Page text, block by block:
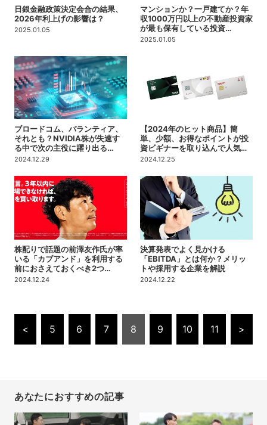
日銀金融政策決定会合の結果、
2026年利上げの影響は？
2025.01.05
マンションか？一戸建てか？年
収1000万円以上の不動産投資家
が最も保有している投資…
2025.01.05
ブロードコム、パランティア、
それとも？NVIDIA株が失速す
る中で次の主役に躍り出る…
2024.12.29
【2024年のヒット商品】簡
単、少額、お得なポイントが投
資ビギナーを取り込んで人気…
2024.12.25
株配りで話題の前澤友作氏が率
いる「カブアンド」を利用する
前におさえておくべき2つ…
2024.12.24
決算発表でよく見かける
「EBITDA」とは何か？メリッ
トや採用する企業を解説
2024.12.22
< 5 6 7 8 9 10 11 >
あなたにおすすめの記事